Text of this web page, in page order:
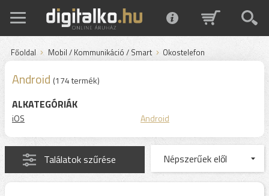
Főoldal Mobil / Kommunikáció / Smart Okostelefon
Android (174 termék)
ALKATEGÓRIÁK
iOS Android
Találatok szűrése